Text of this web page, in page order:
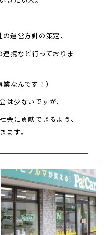
運営方針の策定、
携など行っておりま
業なんです！）
は少ないですが、
会に貢献できるよう、
ます。